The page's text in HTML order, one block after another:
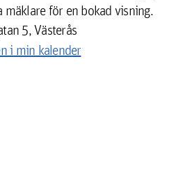
mäklare för en bokad visning.
5, Västerås
i min kalender